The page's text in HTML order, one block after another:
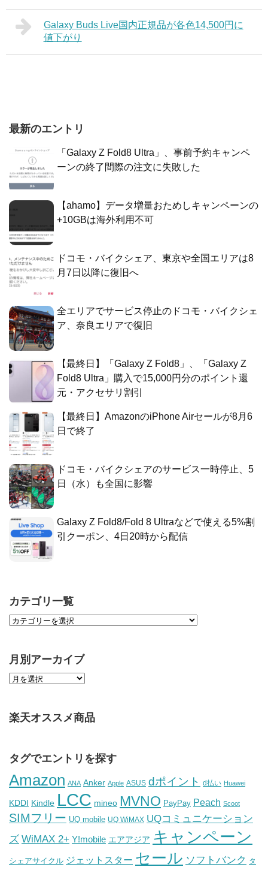
Galaxy Buds Live国内正規品が各色14,500円に
値下がり
最新のエントリ
「Galaxy Z Fold8 Ultra」、事前予約キャンペ
ーンの終了間際の注文に失敗した
【ahamo】データ増量おためしキャンペーンの
+10GBは海外利用不可
ドコモ・バイクシェア、東京や全国エリアは8
月7日以降に復旧へ
全エリアでサービス停止のドコモ・バイクシェ
ア、奈良エリアで復旧
【最終日】「Galaxy Z Fold8」、「Galaxy Z
Fold8 Ultra」購入で15,000円分のポイント還
元・アクセサリ割引
【最終日】AmazonのiPhone Airセールが8月6
日で終了
ドコモ・バイクシェアのサービス一時停止、5
日（水）も全国に影響
Galaxy Z Fold8/Fold 8 Ultraなどで使える5%割
引クーポン、4日20時から配信
カテゴリ一覧
月別アーカイブ
楽天オススメ商品
タグでエントリを探す
Amazon ANA Anker Apple ASUS dポイント d払い Huawei
KDDI Kindle LCC mineo MVNO PayPay Peach Scoot
SIMフリー UQ mobile UQ WiMAX UQコミュニケーション
ズ WiMAX 2+ Y!mobile エアアジア キャンペーン
シェアサイクル ジェットスター セール ソフトバンク タ